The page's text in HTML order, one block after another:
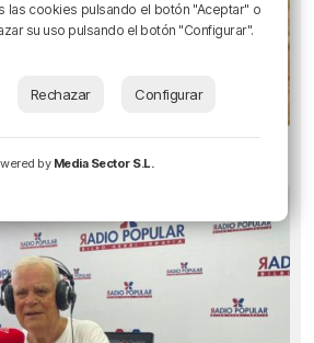
ante el eclipse: una
daños irreversibles
las cookies pulsando el botón "Aceptar" o
su uso pulsando el botón "Configurar".
Rechazar Configurar
by Media Sector S.L.